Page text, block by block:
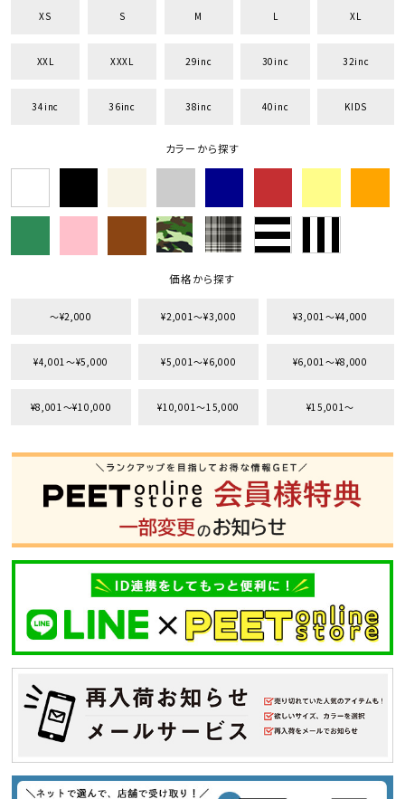
キーワードから探す
円 ～
並び順
カテゴリ
29inc
30inc
32inc
34inc
36inc
38inc
40inc
KIDS
tune
XS S M L XL
XXL XXXL 29inc 30inc 32inc
34inc 36inc 38inc 40inc KIDS
カラーから探す
価格から探す
〜¥2,000 ¥2,001〜¥3,000 ¥3,001〜¥4,000
¥4,001〜¥5,000 ¥5,001〜¥6,000 ¥6,001〜¥8,000
¥8,001〜¥10,000 ¥10,001〜15,000 ¥15,001〜